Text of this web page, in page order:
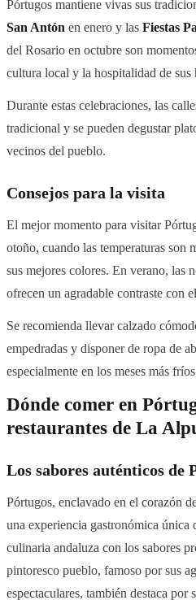
Pórtugos mantiene vivas sus
San Antón en enero y las Fiestas
del Rosario en octubre son
cultura local y la hospitalidad de sus
Durante estas celebraciones, las
tradicional y se pueden degustar
vecinos del pueblo.
Consejos para la visita
El mejor momento para visitar
otoño, cuando las temperaturas son
sus mejores colores. En verano, las
ofrecen un agradable contraste con
Se recomienda llevar calzado
empedradas y disponer de ropa de
especialmente en los meses más
Dónde comer en
restaurantes de La
Los sabores auténticos de
Pórtugos, enclavado en el corazón
una experiencia gastronómica
culinaria andaluza con los sabores
pintoresco pueblo, famoso por sus
espectaculares, también destaca